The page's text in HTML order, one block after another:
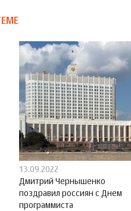
13.09.2022
Дмитрий Чернышенко
поздравил россиян с Днем
программиста